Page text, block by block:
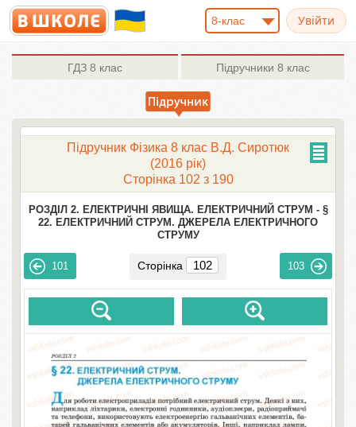
8-клас
ГДЗ 8 клас Підручники 8 клас
Підручник Фізика 8 клас В.Д. Сиротюк
(2016 рік)
Сторінка 102 з 190
РОЗДІЛ 2. ЕЛЕКТРИЧНІ ЯВИЩА. ЕЛЕКТРИЧНИЙ СТРУМ - §
22. ЕЛЕКТРИЧНИЙ СТРУМ. ДЖЕРЕЛА ЕЛЕКТРИЧНОГО
СТРУМУ
101 Сторінка 103